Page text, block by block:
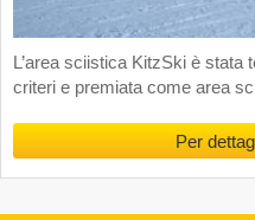
L’area sciistica KitzSki è
criteri e premiata come area
Per